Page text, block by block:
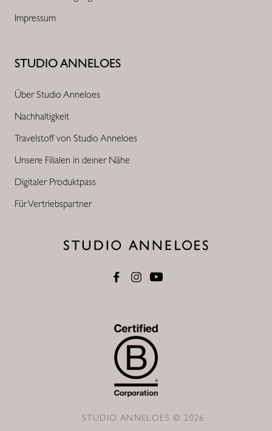
STUDIO ANNELOES
Über Studio Anneloes
Nachhaltigkeit
Travelstoff von Studio Anneloes
Unsere Filialen in deiner Nähe
Digitaler Produktpass
Für Vertriebspartner
Impressum
STUDIO ANNELOES © 2026